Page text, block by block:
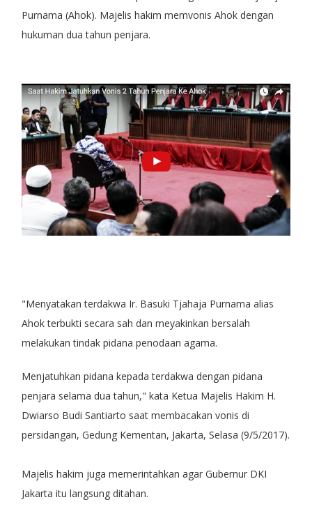
Purnama (Ahok). Majelis hakim memvonis Ahok dengan
hukuman dua tahun penjara.
"Menyatakan terdakwa Ir. Basuki Tjahaja Purnama alias
Ahok terbukti secara sah dan meyakinkan bersalah
melakukan tindak pidana penodaan agama.
Menjatuhkan pidana kepada terdakwa dengan pidana
penjara selama dua tahun," kata Ketua Majelis Hakim H.
Dwiarso Budi Santiarto saat membacakan vonis di
persidangan, Gedung Kementan, Jakarta, Selasa (9/5/2017).
Majelis hakim juga memerintahkan agar Gubernur DKI
Jakarta itu langsung ditahan.